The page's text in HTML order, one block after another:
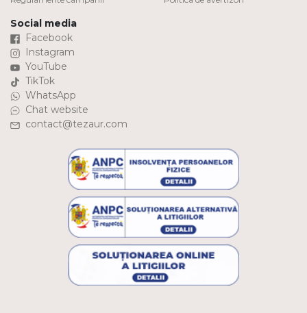
Social media
Facebook
Instagram
YouTube
TikTok
WhatsApp
Chat website
contact@tezaur.com